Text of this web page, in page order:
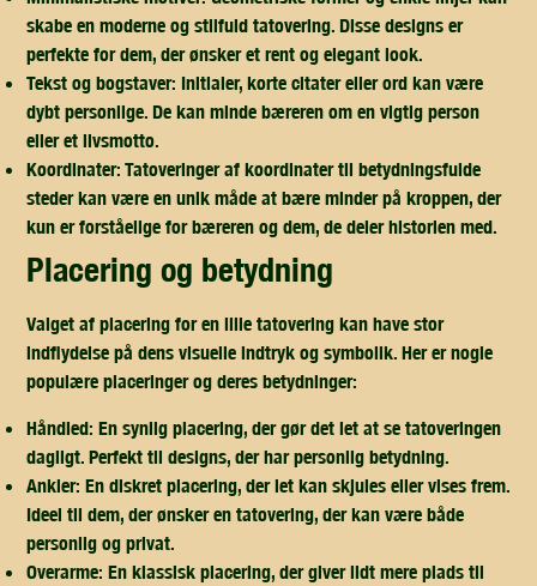
skabe en moderne og stilfuld tatovering. Disse designs er
perfekte for dem, der ønsker et rent og elegant look.
Tekst og bogstaver: Initialer, korte citater eller ord kan være
dybt personlige. De kan minde bæreren om en vigtig person
eller et livsmotto.
Koordinater: Tatoveringer af koordinater til betydningsfulde
steder kan være en unik måde at bære minder på kroppen, der
kun er forståelige for bæreren og dem, de deler historien med.
placering og betydning
Valget af placering for en lille tatovering kan have stor
indflydelse på dens visuelle indtryk og symbolik. Her er nogle
populære placeringer og deres betydninger:
Håndled: En synlig placering, der gør det let at se tatoveringen
dagligt. Perfekt til designs, der har personlig betydning.
Ankler: En diskret placering, der let kan skjules eller vises frem.
Ideel til dem, der ønsker en tatovering, der kan være både
personlig og privat.
Overarme: En klassisk placering, der giver lidt mere plads til